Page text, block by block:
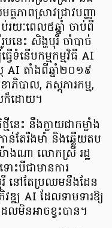
ភាពស្រាវជ្រាវបញ្ញា
យៈពេល៥ឆ្នាំ ចាប់ពី
នេះ សិង្ហបុរី ចាំបាច់
វើទំនើបកម្មកម្មវិធី AI
AI តាំងពីឆ្នាំ២០១៩
បាល, ភស្តុភារកម្ម,
ក៏ដោយ។
េះ នឹងក្លាយជាកម្លាំង
ន់តែរឹងមាំ និងឆ្លើយតប
ាងណា លោកស្រី រដ្ឋ
ះបីជាមានការ
រី នៅតែប្រឈមនឹងដែន
ឌ្ឍ AI ដែលទាមទារឱ្យ
ែលមិនអាចខ្វះបាន។